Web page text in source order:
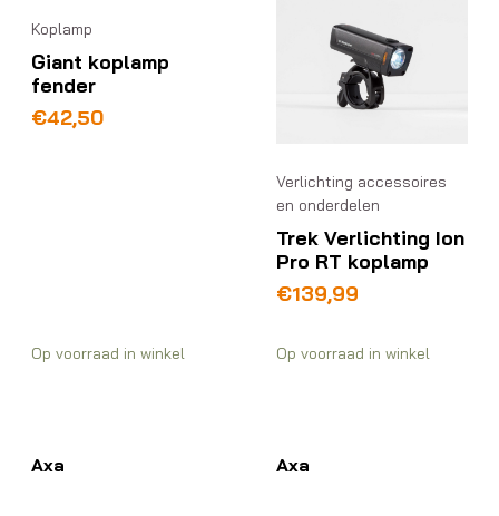
Koplamp
Giant koplamp
fender
€42,50
Op voorraad in winkel
Verlichting accessoires
en onderdelen
Trek Verlichting Ion
Pro RT koplamp
€139,99
Op voorraad in winkel
Axa Axa